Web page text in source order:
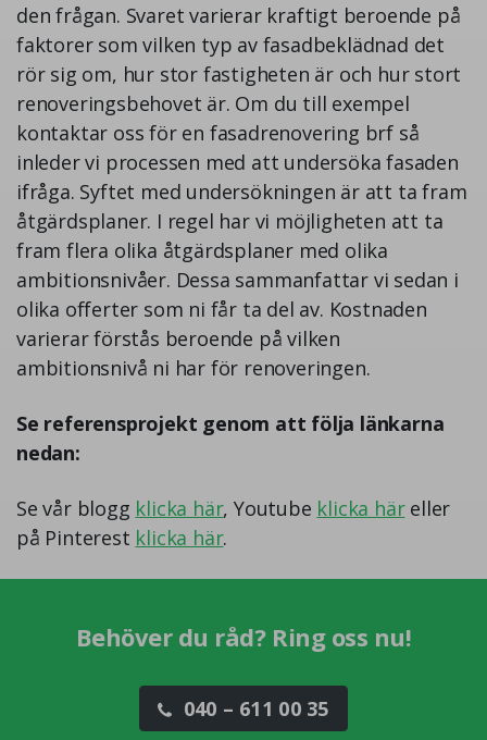
den frågan. Svaret varierar kraftigt beroende på
faktorer som vilken typ av fasadbeklädnad det
rör sig om, hur stor fastigheten är och hur stort
renoveringsbehovet är. Om du till exempel
kontaktar oss för en fasadrenovering brf så
inleder vi processen med att undersöka fasaden
ifråga. Syftet med undersökningen är att ta fram
åtgärdsplaner. I regel har vi möjligheten att ta
fram flera olika åtgärdsplaner med olika
ambitionsnivåer. Dessa sammanfattar vi sedan i
olika offerter som ni får ta del av. Kostnaden
varierar förstås beroende på vilken
ambitionsnivå ni har för renoveringen.
Se referensprojekt genom att följa länkarna
nedan:
Se vår blogg klicka här, Youtube klicka häreller
på Pinterest klicka här.
Behöver du råd? Ring oss nu!
040 – 611 00 35